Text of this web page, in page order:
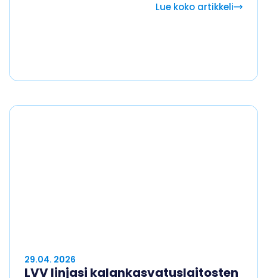
Lue koko artikkeli
29.04. 2026
LVV linjasi kalankasvatuslaitosten